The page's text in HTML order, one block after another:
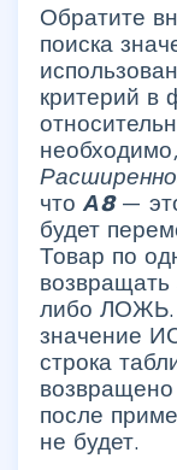
Обратите
поиска
критерий
что А8 —
будет
Товар по
либо ЛОЖЬ.
значение
строка
после
не будет.